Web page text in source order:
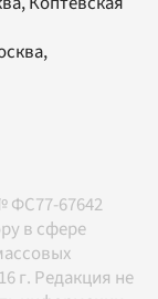
,
ФС77-67642
в сфере
г. Редакция не